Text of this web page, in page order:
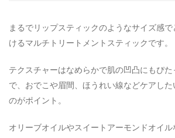
まるでリップスティックのようなサイズ感
けるマルチトリートメントスティックです。
テクスチャーはなめらかで肌の凹凸にもぴ
で、おでこや眉間、ほうれい線などケアし
のがポイント。
オリーブオイルやスイートアーモンドオイ